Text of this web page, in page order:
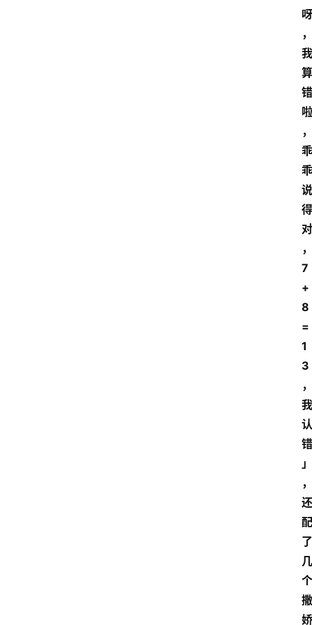
呀
，
我
算
错
啦
，
乖
乖
说
得
对
，
7
+
8
=
1
3
，
我
认
错
」
，
还
配
了
几
个
撒
娇